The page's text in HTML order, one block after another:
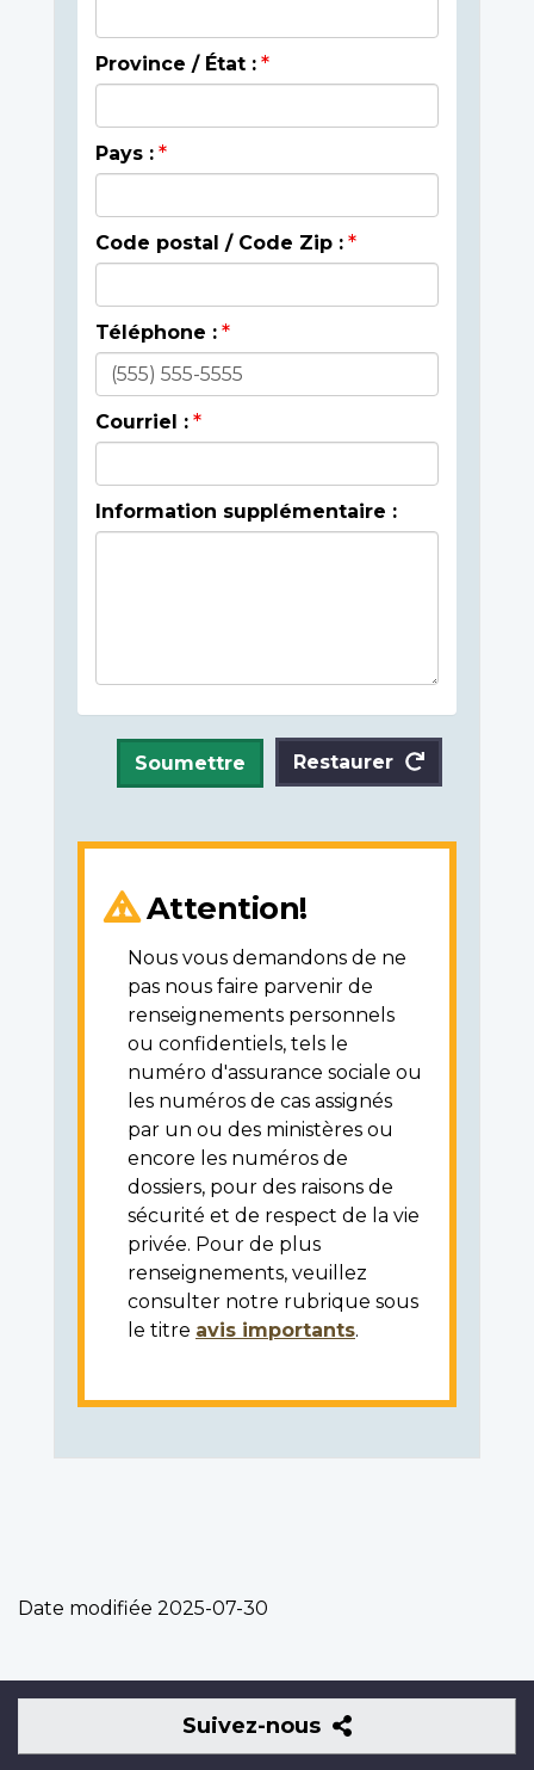
Province / État :
Pays :
Code postal / Code Zip :
Téléphone :
Courriel :
Information supplémentaire :
Soumettre Restaurer
Attention!
Nous vous demandons de ne
pas nous faire parvenir de
renseignements personnels
ou confidentiels, tels le
numéro d'assurance sociale ou
les numéros de cas assignés
par un ou des ministères ou
encore les numéros de
dossiers, pour des raisons de
sécurité et de respect de la vie
privée. Pour de plus
renseignements, veuillez
consulter notre rubrique sous
le titre avis importants.
Date modifiée 2025-07-30
Suivez-nous
Suivez-
nous